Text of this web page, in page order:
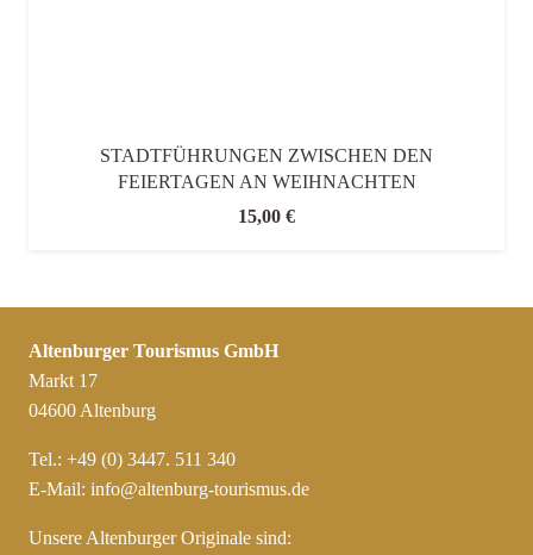
STADTFÜHRUNGEN ZWISCHEN DEN
FEIERTAGEN AN WEIHNACHTEN
15,00 €
Altenburger Tourismus GmbH
Markt 17
04600 Altenburg
Tel.: +49 (0) 3447. 511 340
E-Mail: info@altenburg-tourismus.de
Unsere Altenburger Originale sind: